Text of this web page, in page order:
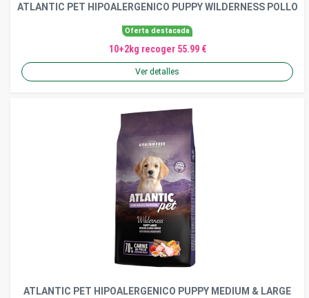
ATLANTIC PET HIPOALERGENICO PUPPY WILDERNESS POLLO
Oferta destacada
10+2kg recoger 55.99 €
Ver detalles
ATLANTIC PET HIPOALERGENICO PUPPY MEDIUM & LARGE